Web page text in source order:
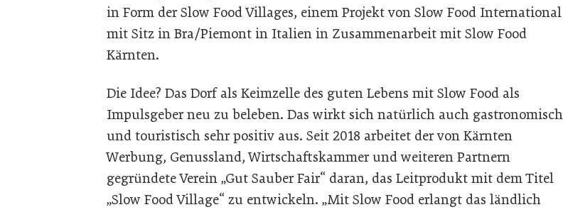
in Form der Slow Food Villages, einem Projekt von Slow Food International
mit Sitz in Bra/Piemont in Italien in Zusammenarbeit mit Slow Food
Kärnten.
Die Idee? Das Dorf als Keimzelle des guten Lebens mit Slow Food als
Impulsgeber neu zu beleben. Das wirkt sich natürlich auch gastronomisch
und touristisch sehr positiv aus. Seit 2018 arbeitet der von Kärnten
Werbung, Genussland, Wirtschaftskammer und weiteren Partnern
gegründete Verein „Gut Sauber Fair“ daran, das Leitprodukt mit dem Titel
„Slow Food Village“ zu entwickeln. „Mit Slow Food erlangt das ländlich